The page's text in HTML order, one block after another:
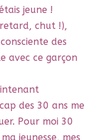
jeune !
retard, chut !),
des
avec ce garçon
des 30 ans me
Pour moi 30
jeunesse, mes